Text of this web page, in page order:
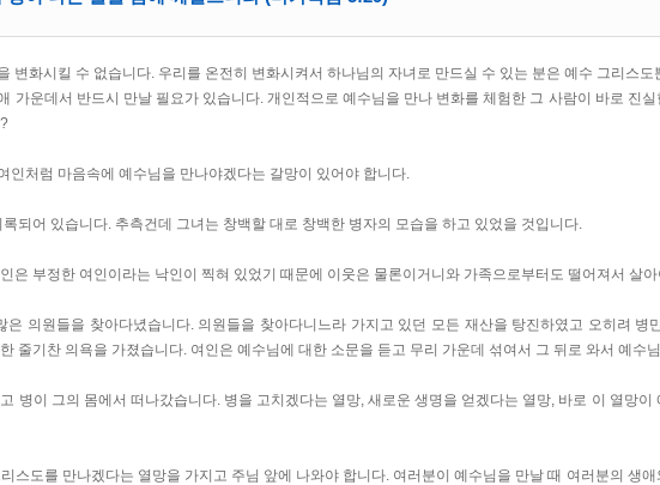
변화시킬 수 없습니다. 우리를 온전히 변화시켜서 하나님의 자녀로 만드실 수 있는 분은 예수 그리스도
가운데서 반드시 만날 필요가 있습니다. 개인적으로 예수님을 만나 변화를 체험한 그 사람이 바로 진실
인처럼 마음속에 예수님을 만나야겠다는 갈망이 있어야 합니다.
되어 있습니다. 추측건데 그녀는 창백할 대로 창백한 병자의 모습을 하고 있었을 것입니다.
은 부정한 여인이라는 낙인이 찍혀 있었기 때문에 이웃은 물론이거니와 가족으로부터도 떨어져서 살
의원들을 찾아다녔습니다. 의원들을 찾아다니느라 가지고 있던 모든 재산을 탕진하였고 오히려 병
줄기찬 의욕을 가졌습니다. 여인은 예수님에 대한 소문을 듣고 무리 가운데 섞여서 그 뒤로 와서 예수
병이 그의 몸에서 떠나갔습니다. 병을 고치겠다는 열망, 새로운 생명을 얻겠다는 열망, 바로 이 열망이
스도를 만나겠다는 열망을 가지고 주님 앞에 나와야 합니다. 여러분이 예수님을 만날 때 여러분의 생